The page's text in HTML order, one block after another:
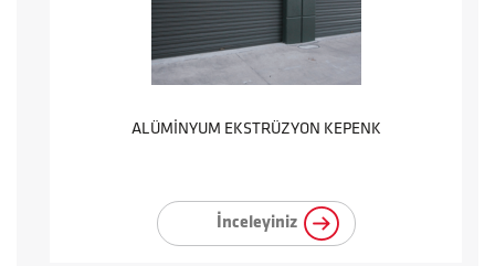
ALÜMİNYUM EKSTRÜZYON KEPENK
İnceleyiniz